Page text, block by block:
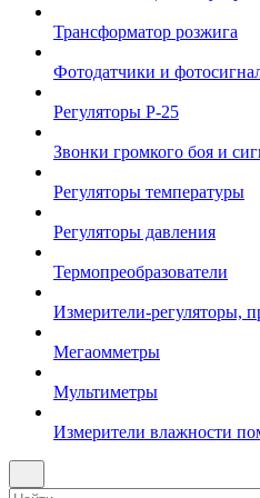
Трансформатор розжига
Фотодатчики и
Регуляторы Р-25
Звонки громкого боя и
Регуляторы температуры
Регуляторы давления
Термопреобразователи
Измерители-регуляторы,
Мегаомметры
Мультиметры
Измерители влажности